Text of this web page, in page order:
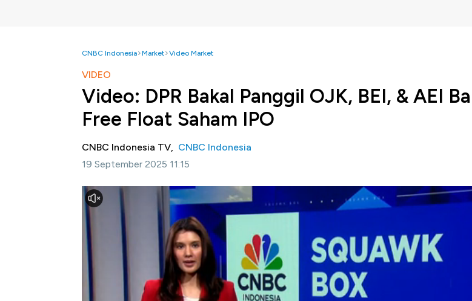
CNBC Indonesia Market Video Market
VIDEO
Video: DPR Bakal Panggil OJK, BEI, & AEI
Free Float Saham IPO
CNBC Indonesia TV, CNBC Indonesia
19 September 2025 11:15
Jakarta, CNBC Indonesia -
Dewan Perwakilan Rakyat, DPR RI bakal memanggil Otoritas
Keuangan, Bursa Efek Indonesia dan Asosiasi Emiten Indonesia untuk membahas batas
diperdagangkan atau free float pada penawaran umum perdana atau IPO.
Selengkapnya dalam program Squawk Box CNBC Indonesia (Jumat, 19/09/2025) berikut ini.